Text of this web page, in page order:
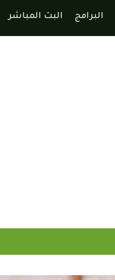
البرامج البث المباشر